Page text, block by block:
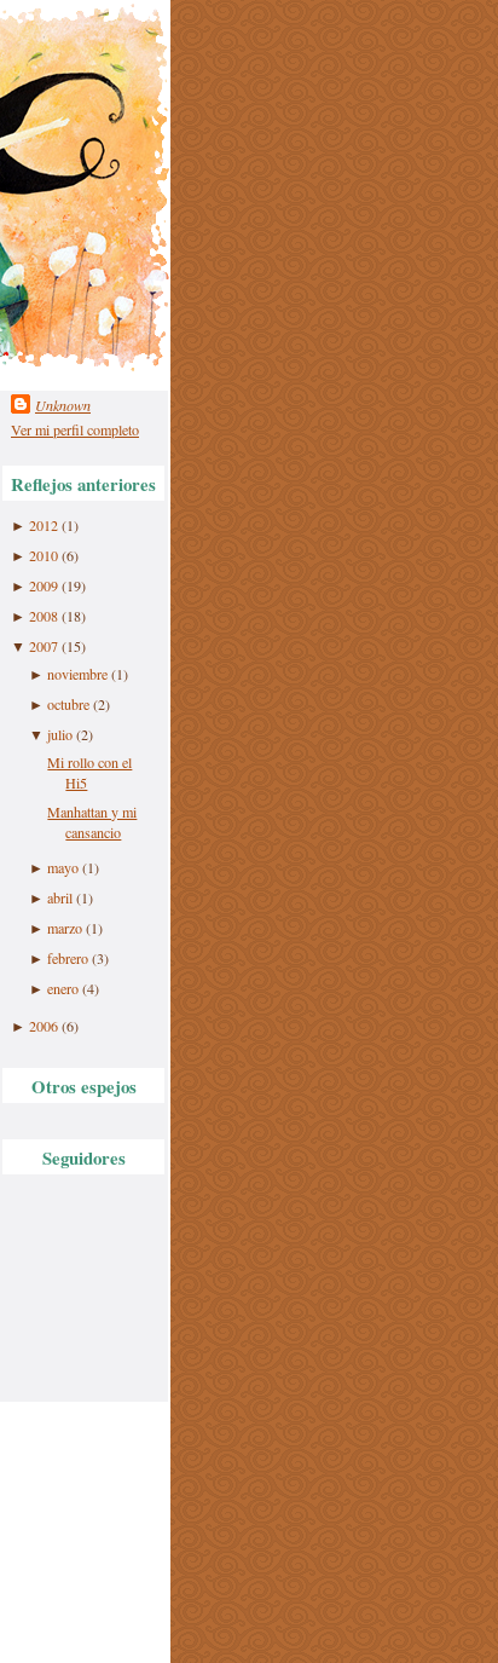
Unknown
Ver mi perfil completo
Reflejos anteriores
► 2012(1)
► 2010(6)
► 2009(19)
► 2008(18)
▼ 2007(15)
► noviembre (1)
► octubre (2)
▼ julio (2)
Mi rollo con el
Hi5
Manhattan y mi
cansancio
► mayo (1)
► abril (1)
► marzo (1)
► febrero (3)
► enero (4)
► 2006(6)
Otros espejos
Seguidores